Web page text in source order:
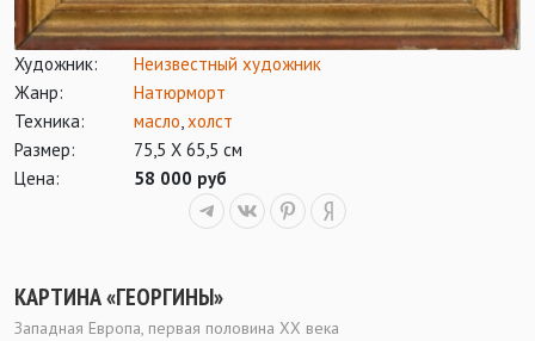
Художник:
Неизвестный художник
Жанр:
Натюрморт
Техника:
масло,холст
Размер:
75,5 Х 65,5 см
Цена:
58 000 руб
КАРТИНА «ГЕОРГИНЫ»
Западная Европа, первая половина ХХ века